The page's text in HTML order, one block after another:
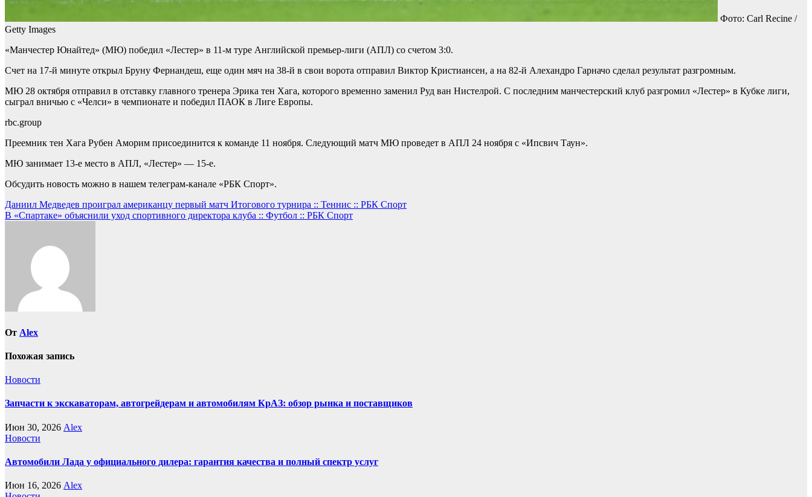
Фото: Carl Recine /
Getty Images
«Манчестер Юнайтед» (МЮ) победил «Лестер» в 11-м туре Английской премьер-лиги (АПЛ) со счетом 3:0.
Счет на 17-й минуте открыл Бруну Фернандеш, еще один мяч на 38-й в свои ворота отправил Виктор Кристиансен, а на 82-й Алехандро Гарначо сделал результат разгромным.
МЮ 28 октября отправил в отставку главного тренера Эрика тен Хага, которого временно заменил Руд ван Нистелрой. С последним манчестерский клуб разгромил «Лестер» в Кубке лиги,
сыграл вничью с «Челси» в чемпионате и победил ПАОК в Лиге Европы.
rbc.group
Преемник тен Хага Рубен Аморим присоединится к команде 11 ноября. Следующий матч МЮ проведет в АПЛ 24 ноября с «Ипсвич Таун».
МЮ занимает 13-е место в АПЛ, «Лестер» — 15-е.
Обсудить новость можно в нашем телеграм-канале «РБК Спорт».
Навигация
по
Даниил Медведев проиграл американцу первый матч Итогового турнира :: Теннис :: РБК Спорт
В «Спартаке» объяснили уход спортивного директора клуба :: Футбол :: РБК Спорт
От Alex
Похожая запись
Новости
Запчасти к экскаваторам, автогрейдерам и автомобилям КрАЗ: обзор рынка и поставщиков
Июн 30, 2026 Alex
Новости
Автомобили Лада у официального дилера: гарантия качества и полный спектр услуг
Июн 16, 2026 Alex